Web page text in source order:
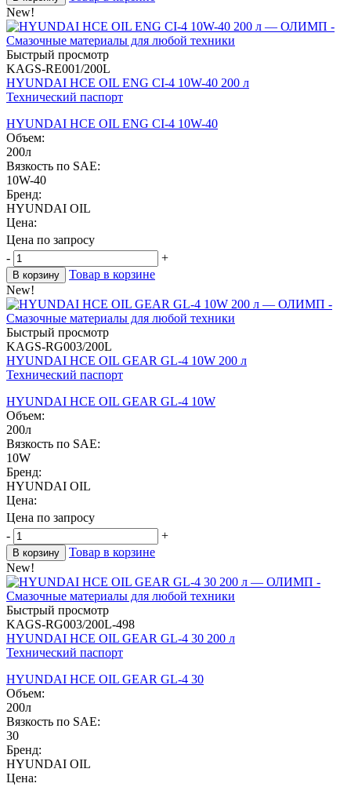
New!
Быстрый просмотр
KAGS-RE001/200L
HYUNDAI HCE OIL ENG CI-4 10W-40 200 л
Технический паспорт
HYUNDAI HCE OIL ENG CI-4 10W-40
Объем:
200л
Вязкость по SAE:
10W-40
Бренд:
HYUNDAI OIL
Цена:
Цена по запросу
-
+
В корзину
Товар в корзине
New!
Быстрый просмотр
KAGS-RG003/200L
HYUNDAI HCE OIL GEAR GL-4 10W 200 л
Технический паспорт
HYUNDAI HCE OIL GEAR GL-4 10W
Объем:
200л
Вязкость по SAE:
10W
Бренд:
HYUNDAI OIL
Цена:
Цена по запросу
-
+
В корзину
Товар в корзине
New!
Быстрый просмотр
KAGS-RG003/200L-498
HYUNDAI HCE OIL GEAR GL-4 30 200 л
Технический паспорт
HYUNDAI HCE OIL GEAR GL-4 30
Объем:
200л
Вязкость по SAE:
30
Бренд:
HYUNDAI OIL
Цена: